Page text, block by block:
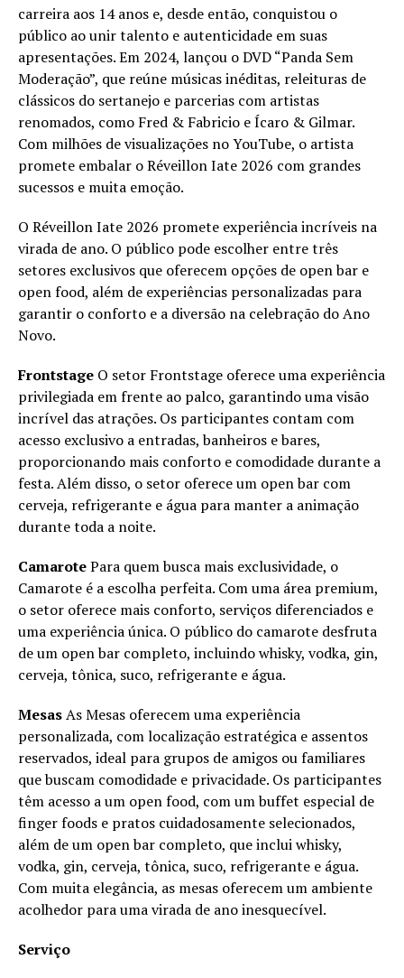
carreira aos 14 anos e, desde então, conquistou o
público ao unir talento e autenticidade em suas
apresentações. Em 2024, lançou o DVD “Panda Sem
Moderação”, que reúne músicas inéditas, releituras de
clássicos do sertanejo e parcerias com artistas
renomados, como Fred & Fabricio e Ícaro & Gilmar.
Com milhões de visualizações no YouTube, o artista
promete embalar o Réveillon Iate 2026 com grandes
sucessos e muita emoção.
O Réveillon Iate 2026 promete experiência incríveis na
virada de ano. O público pode escolher entre três
setores exclusivos que oferecem opções de open bar e
open food, além de experiências personalizadas para
garantir o conforto e a diversão na celebração do Ano
Novo.
Frontstage O setor Frontstage oferece uma experiência
privilegiada em frente ao palco, garantindo uma visão
incrível das atrações. Os participantes contam com
acesso exclusivo a entradas, banheiros e bares,
proporcionando mais conforto e comodidade durante a
festa. Além disso, o setor oferece um open bar com
cerveja, refrigerante e água para manter a animação
durante toda a noite.
CamarotePara quem busca mais exclusividade, o
Camarote é a escolha perfeita. Com uma área premium,
o setor oferece mais conforto, serviços diferenciados e
uma experiência única. O público do camarote desfruta
de um open bar completo, incluindo whisky, vodka, gin,
cerveja, tônica, suco, refrigerante e água.
MesasAs Mesas oferecem uma experiência
personalizada, com localização estratégica e assentos
reservados, ideal para grupos de amigos ou familiares
que buscam comodidade e privacidade. Os participantes
têm acesso a um open food, com um buffet especial de
finger foods e pratos cuidadosamente selecionados,
além de um open bar completo, que inclui whisky,
vodka, gin, cerveja, tônica, suco, refrigerante e água.
Com muita elegância, as mesas oferecem um ambiente
acolhedor para uma virada de ano inesquecível.
Serviço